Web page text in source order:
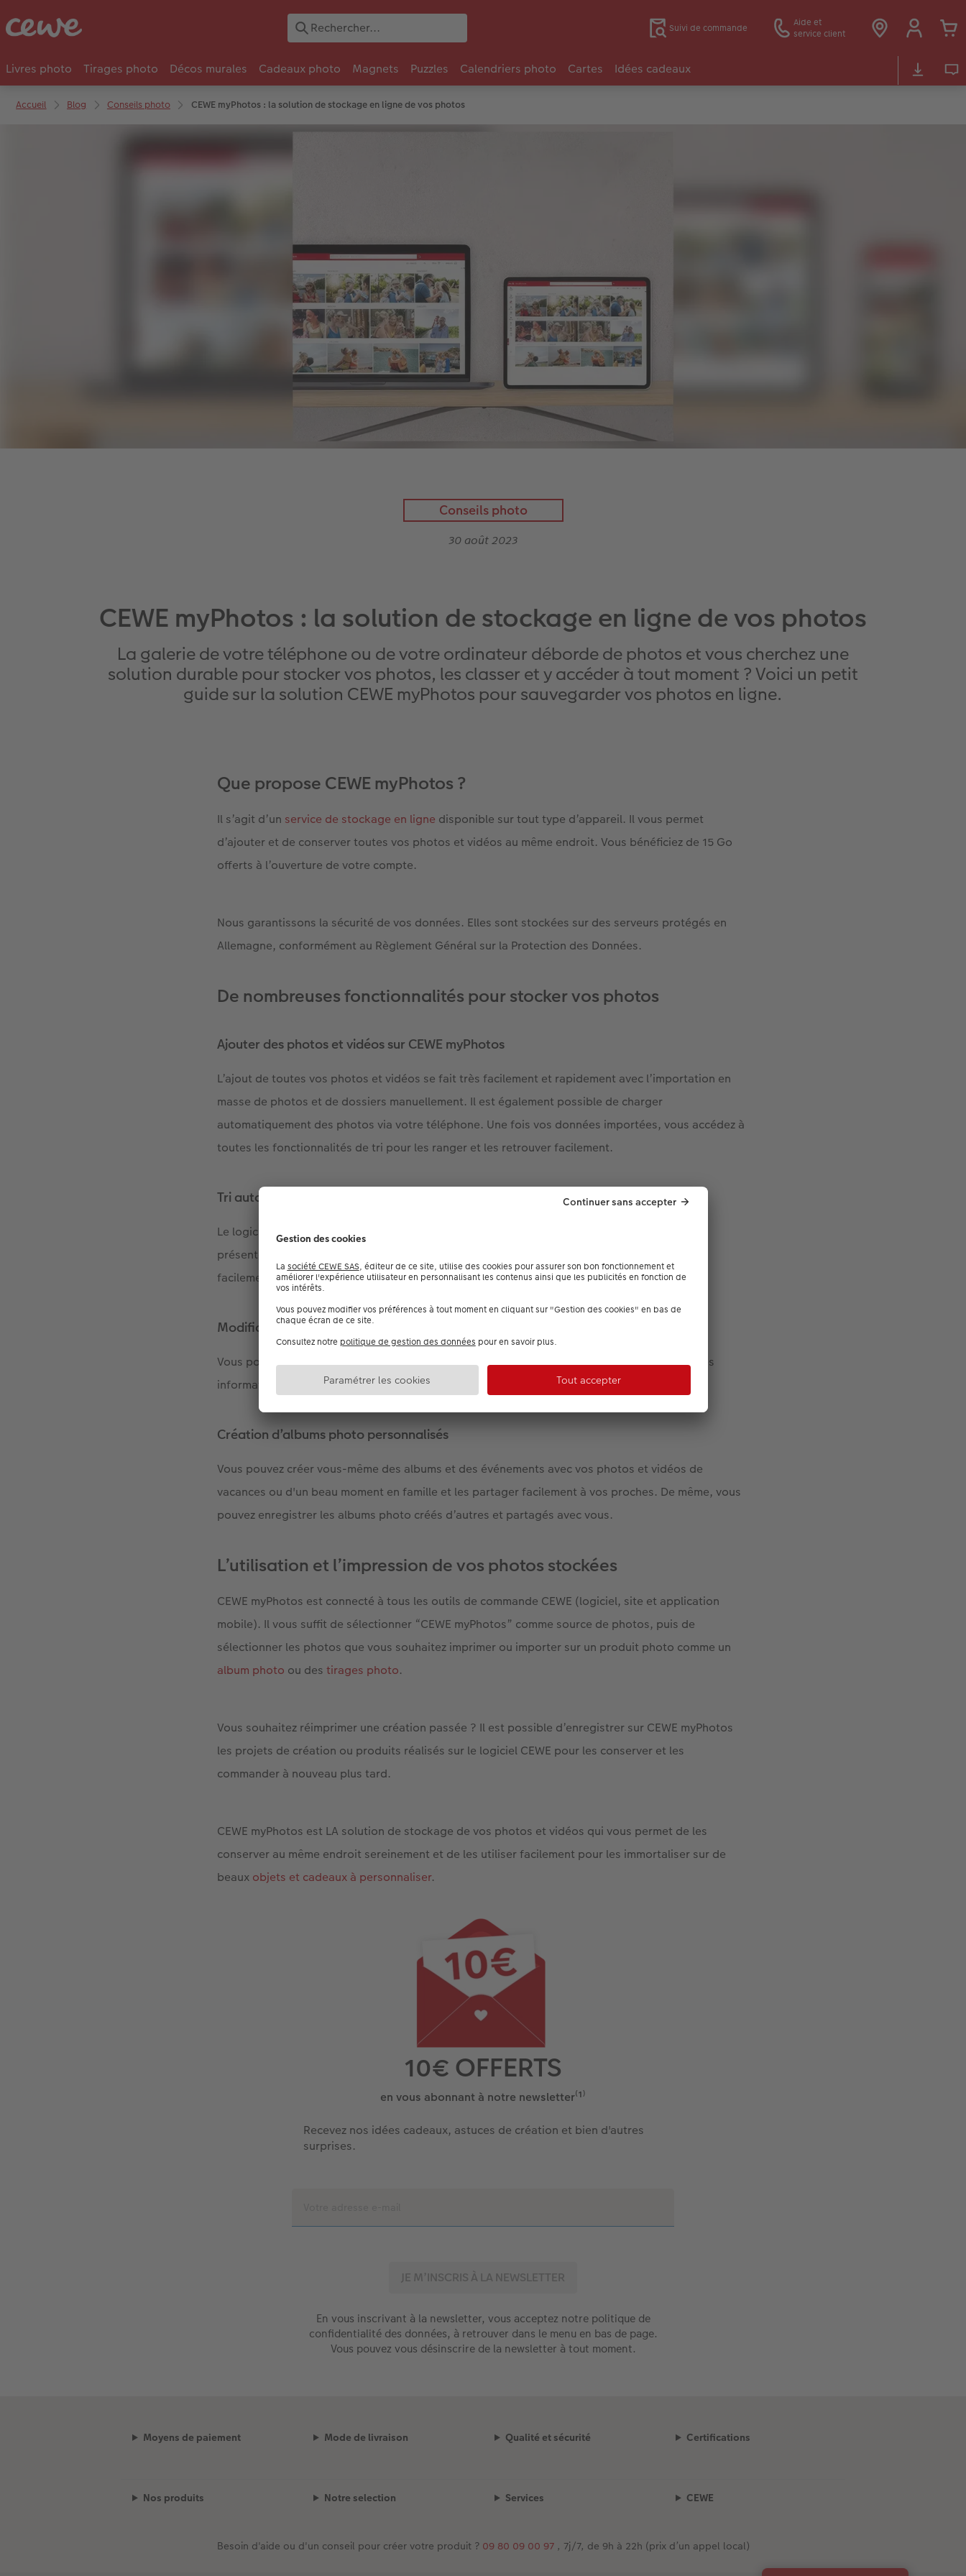
Suivi de commande
Aide et
service client
Livres photo Tirages photo Décos murales Cadeaux photo Magnets Puzzles Calendriers photo Cartes Idées cadeaux
Accueil Blog Conseils photo CEWE myPhotos : la solution de stockage en ligne de vos photos
Conseils photo
30 août 2023
CEWE myPhotos : la solution de stockage en ligne de vos photos
La galerie de votre téléphone ou de votre ordinateur déborde de photos et vous cherchez une
solution durable pour stocker vos photos, les classer et y accéder à tout moment ? Voici un petit
guide sur la solution CEWE myPhotos pour sauvegarder vos photos en ligne.
Que propose CEWE myPhotos ?
Il s’agit d’un service de stockage en ligne disponible sur tout type d’appareil. Il vous permet
d’ajouter et de conserver toutes vos photos et vidéos au même endroit. Vous bénéficiez de 15 Go
offerts à l’ouverture de votre compte.
Nous garantissons la sécurité de vos données. Elles sont stockées sur des serveurs protégés en
Allemagne, conformément au Règlement Général sur la Protection des Données.
De nombreuses fonctionnalités pour stocker vos photos
Ajouter des photos et vidéos sur CEWE myPhotos
L’ajout de toutes vos photos et vidéos se fait très facilement et rapidement avec l’importation en
masse de photos et de dossiers manuellement. Il est également possible de charger
automatiquement des photos via votre téléphone. Une fois vos données importées, vous accédez à
toutes les fonctionnalités de tri pour les ranger et les retrouver facilement.
Tri automatique
Le logiciel analyse automatiquement vos photos stockées et les classe selon les personnes
présentes, les lieux (plage, montagne, etc.) et les objets. Ainsi, vous pouvez retrouver très
facilement vos photos dans ces dossiers créés.
Modification des informations de vos photos
Vous pouvez à tout moment modifier les dates de prise de vue de vos contenus et indiquer les
informations de localisation si vous le souhaitez.
Création d’albums photo personnalisés
Vous pouvez créer vous-même des albums et des événements avec vos photos et vidéos de
vacances ou d'un beau moment en famille et les partager facilement à vos proches. De même, vous
pouvez enregistrer les albums photo créés d’autres et partagés avec vous.
L’utilisation et l’impression de vos photos stockées
CEWE myPhotos est connecté à tous les outils de commande CEWE (logiciel, site et application
mobile). Il vous suffit de sélectionner “CEWE myPhotos” comme source de photos, puis de
sélectionner les photos que vous souhaitez imprimer ou importer sur un produit photo comme un
album photo ou destirages photo.
Vous souhaitez réimprimer une création passée ? Il est possible d’enregistrer sur CEWE myPhotos
les projets de création ou produits réalisés sur le logiciel CEWE pour les conserver et les
commander à nouveau plus tard.
CEWE myPhotos est LA solution de stockage de vos photos et vidéos qui vous permet de les
conserver au même endroit sereinement et de les utiliser facilement pour les immortaliser sur de
beaux objets et cadeaux à personnaliser.
10€ OFFERTS
en vous abonnant à notre newsletter⁽¹⁾
Recevez nos idées cadeaux, astuces de création et bien d'autres
surprises.
En vous inscrivant à la newsletter, vous acceptez notre politique de
confidentialité des données, à retrouver dans le menu en bas de page.
Vous pouvez vous désinscrire de la newsletter à tout moment.
Moyens de paiement Mode de livraison Qualité et sécurité Certifications
Nos produits Notre selection Services CEWE
Besoin d'aide ou d'un conseil pour créer votre produit ? 09 80 09 00 97, 7j/7, de 9h à 22h (prix d’un appel local)